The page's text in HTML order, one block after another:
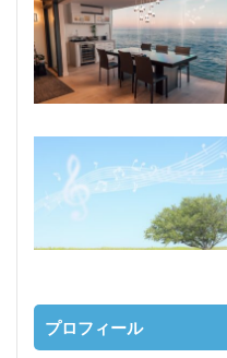
プロフィール